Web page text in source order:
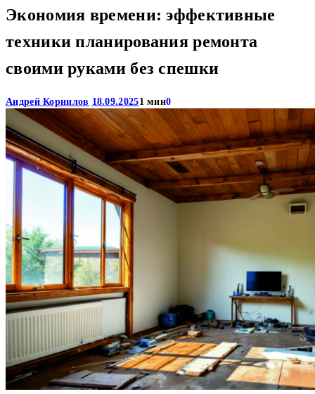
Экономия времени: эффективные
техники планирования ремонта
своими руками без спешки
Андрей Корнилов 18.09.20251 мин0